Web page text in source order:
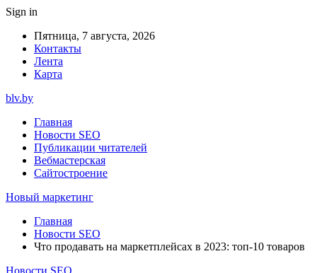
Sign in
Пятница, 7 августа, 2026
Контакты
Лента
Карта
blv.by
Главная
Новости SEO
Публикации читателей
Вебмастерская
Сайтостроение
Новый маркетинг
Главная
Новости SEO
Что продавать на маркетплейсах в 2023: топ-10 товаров
Новости SEO